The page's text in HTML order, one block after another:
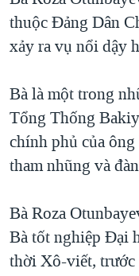
TRỊNH VĨNH BÌNH
NGƯ DÂN VIỆT VÀ
QUAN HỆ VIỆT MỸ
thuộc Đảng Dân
xảy ra vụ nổi dậy
Bà là một trong
Tổng Thống
chính phủ của
tham nhũng và
Bà Roza
Bà tốt nghiệp Đại
thời Xô-viết,